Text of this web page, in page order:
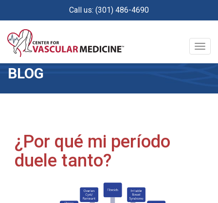
content
Call us: (301) 486-4690
BLOG
¿Por qué mi período
duele tanto?